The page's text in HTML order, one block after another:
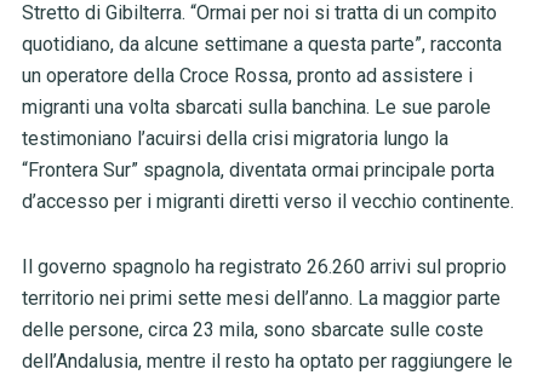
Stretto di Gibilterra. “Ormai per noi si tratta di un compito
quotidiano, da alcune settimane a questa parte”, racconta
un operatore della Croce Rossa, pronto ad assistere i
migranti una volta sbarcati sulla banchina. Le sue parole
testimoniano l’acuirsi della crisi migratoria lungo la
“Frontera Sur” spagnola, diventata ormai principale porta
d’accesso per i migranti diretti verso il vecchio continente.
Il governo spagnolo ha registrato 26.260 arrivi sul proprio
territorio nei primi sette mesi dell’anno. La maggior parte
delle persone, circa 23 mila, sono sbarcate sulle coste
dell’Andalusia, mentre il resto ha optato per raggiungere le